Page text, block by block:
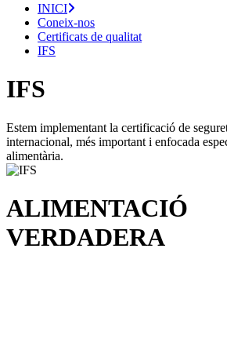
INICI
Coneix-nos
Certificats de qualitat
IFS
IFS
Estem implementant la certificació de
internacional, més important i enfocada
alimentària.
ALIMENTACIÓ
VERDADERA